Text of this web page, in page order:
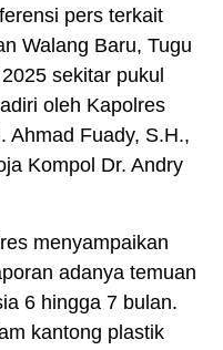
pers terkait
Walang Baru, Tugu
sekitar pukul
oleh Kapolres
Ahmad Fuady, S.H.,
Kompol Dr. Andry
menyampaikan
adanya temuan
6 hingga 7 bulan.
kantong plastik